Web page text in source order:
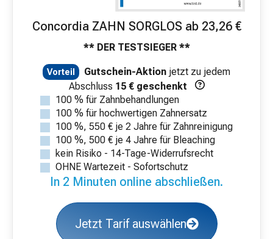
Concordia ZAHN SORGLOS ab 23,26 €
** DER TESTSIEGER **
Vorteil Gutschein-Aktion jetzt zu jedem
Abschluss 15 € geschenkt
100 % für Zahnbehandlungen
100 % für hochwertigen Zahnersatz
100 %, 550 € je 2 Jahre für Zahnreinigung
100 %, 500 € je 4 Jahre für Bleaching
kein Risiko - 14-Tage-Widerrufsrecht
OHNE Wartezeit - Sofortschutz
In 2 Minuten online abschließen.
Jetzt Tarif auswählen